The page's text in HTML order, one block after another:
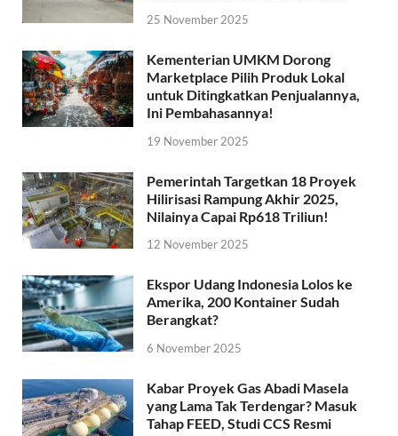
25 November 2025
Kementerian UMKM Dorong
Marketplace Pilih Produk Lokal
untuk Ditingkatkan Penjualannya,
Ini Pembahasannya!
19 November 2025
Pemerintah Targetkan 18 Proyek
Hilirisasi Rampung Akhir 2025,
Nilainya Capai Rp618 Triliun!
12 November 2025
Ekspor Udang Indonesia Lolos ke
Amerika, 200 Kontainer Sudah
Berangkat?
6 November 2025
Kabar Proyek Gas Abadi Masela
yang Lama Tak Terdengar? Masuk
Tahap FEED, Studi CCS Resmi